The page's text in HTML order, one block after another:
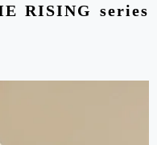
RISING series